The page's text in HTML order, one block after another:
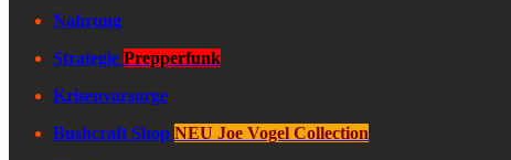
Nahrung
Strategie Prepperfunk
Krisenvorsorge
Bushcraft Shop NEU Joe Vogel Collection